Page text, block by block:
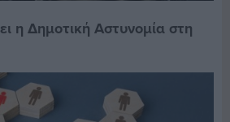
η Δημοτική Αστυνομία στη